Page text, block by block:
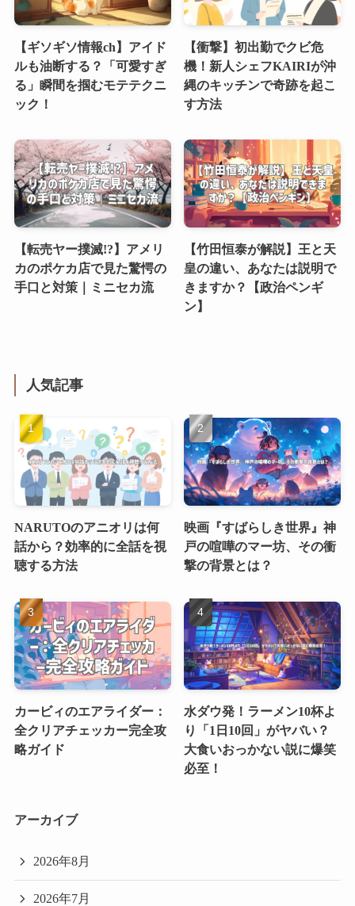
【ギソギソ情報ch】アイド
ルも油断する？「可愛すぎ
る」瞬間を掴むモテテクニ
ック！
【衝撃】初出勤でクビ危
機！新人シェフKAIRIが沖
縄のキッチンで奇跡を起こ
す方法
【転売ヤー撲滅!?】アメリ
カのポケカ店で見た驚愕の
手口と対策｜ミニセカ流
【竹田恒泰が解説】王と天
皇の違い、あなたは説明で
きますか？【政治ペンギ
ン】
人気記事
NARUTOのアニオリは何
話から？効率的に全話を視
聴する方法
映画『すばらしき世界』神
戸の喧嘩のマー坊、その衝
撃の背景とは？
カービィのエアライダー：
全クリアチェッカー完全攻
略ガイド
水ダウ発！ラーメン10杯よ
り「1日10回」がヤバい？
大食いおっかない説に爆笑
必至！
アーカイブ
2026年8月
2026年7月